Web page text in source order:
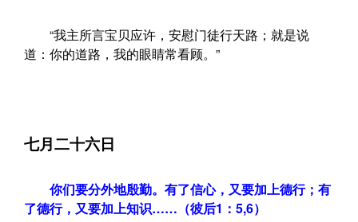
“我主所言宝贝应许，安慰门徒行天路；就是说
道：你的道路，我的眼睛常看顾。”
七月二十六日
你们要分外地殷勤。有了信心，又要加上德行；有
了德行，又要加上知识……（彼后1：5,6）